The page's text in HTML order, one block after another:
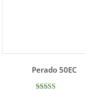
Perado 50EC